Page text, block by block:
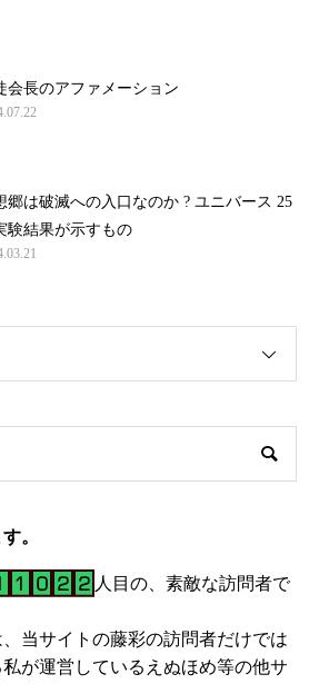
会長のアファメーション
郷は破滅への入口なのか ? ユニバース 25
験結果が示すもの
。
人目の、素敵な訪問者で
当サイトの藤彩の訪問者だけでは
が運営しているえぬほめ等の他サ